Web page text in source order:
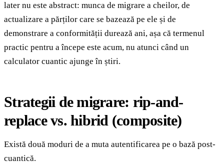
later nu este abstract: munca de migrare a cheilor, de
actualizare a părților care se bazează pe ele și de
demonstrare a conformității durează ani, așa că termenul
practic pentru a începe este acum, nu atunci când un
calculator cuantic ajunge în știri.
Strategii de migrare: rip-and-
replace vs. hibrid (composite)
Există două moduri de a muta autentificarea pe o bază post-
cuantică.